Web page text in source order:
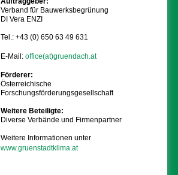
Verband für Bauwerksbegrünung
DI Vera ENZI
Tel.: +43 (0) 650 63 49 631
E-Mail:office(at)gruendach.at
Förderer:
Österreichische
Forschungsförderungsgesellschaft
Weitere Beteiligte:
Diverse Verbände und Firmenpartner
Weitere Informationen unter
www.gruenstadtklima.at